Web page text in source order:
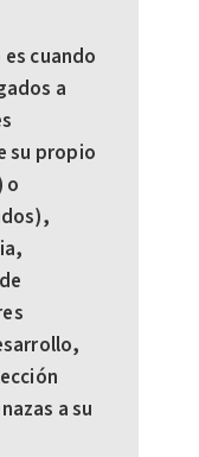
cuando
a
su propio
o
a su